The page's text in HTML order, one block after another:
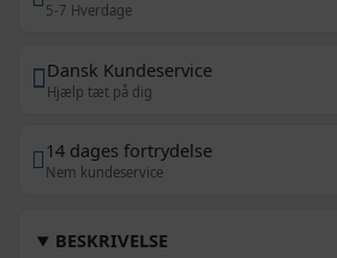
5-7 Hverdage
Dansk Kundeservice
Hjælp tæt på dig
14 dages fortrydelse
Nem kundeservice
BESKRIVELSE